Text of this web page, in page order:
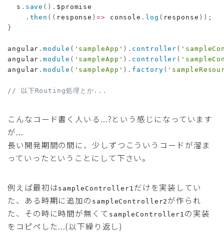
  s
. save ( ) . $promise
. then ( ( response )=> console . log ( response ) ) ;
}
angular .module ( 'sampleApp' ) . controller (
angular .module ( 'sampleApp' ) . controller (
angular .module ( 'sampleApp' ) . factory (
// 以下Routing処理とか...
こんなコード書く人いる...?という感じになっています
が...
長い開発期間の間に、少しずつこういうコードが溜ま
っていったということにして下さい。
例えば最初はsampleController1 だけを実装してい
た、ある時期に追加の sampleController2 が作られ
た、その時に時間が無くて sampleController1 の実装
をコピペした...(以下繰り返し)